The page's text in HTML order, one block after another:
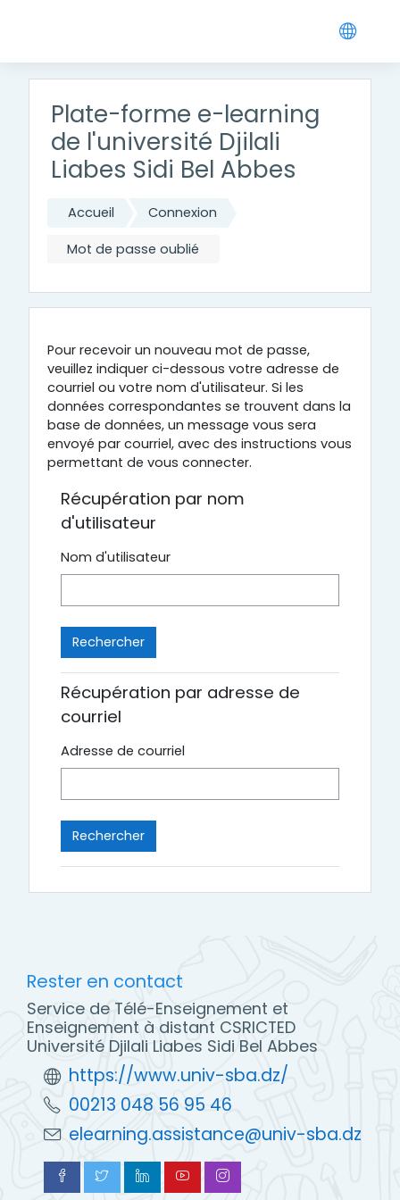
Plate-forme e-learning
de l'université Djilali
Liabes Sidi Bel Abbes
Accueil Connexion
Mot de passe oublié
Pour recevoir un nouveau mot de passe,
veuillez indiquer ci-dessous votre adresse de
courriel ou votre nom d'utilisateur. Si les
données correspondantes se trouvent dans la
base de données, un message vous sera
envoyé par courriel, avec des instructions vous
permettant de vous connecter.
Récupération par nom
d'utilisateur
Nom d'utilisateur
Récupération par adresse de
courriel
Adresse de courriel
Rester en contact
Service de Télé-Enseignement et
Enseignement à distant CSRICTED
Université Djilali Liabes Sidi Bel Abbes
https://www.univ-sba.dz/
00213 048 56 95 46
elearning.assistance@univ-sba.dz